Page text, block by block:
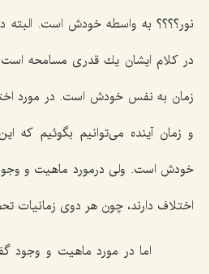
نور؟؟؟؟ به واسطه خودش است. البته
در كلام ایشان یك قدرى مسامحه
زمان به نفس خودش است. در مورد
و زمان آینده مى‌توانیم بگوئیم كه
خودش است. ولى درمورد ماهیت و وجود
اختلاف دارند، چون هر دوى زمانیات
اما در مورد ماهیت و وجود